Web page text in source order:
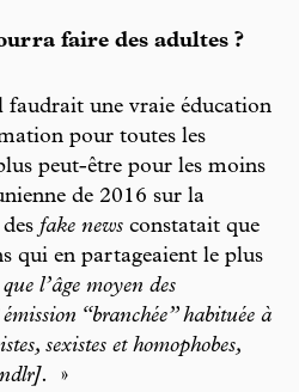
faire des adultes ?
faudrait une vraie éducation
pour toutes les
peut-être pour les moins
de 2016 sur la
fake news constatait que
qui en partageaient le plus
l’âge moyen des
“branchée” habituée à
sexistes et homophobes,
»